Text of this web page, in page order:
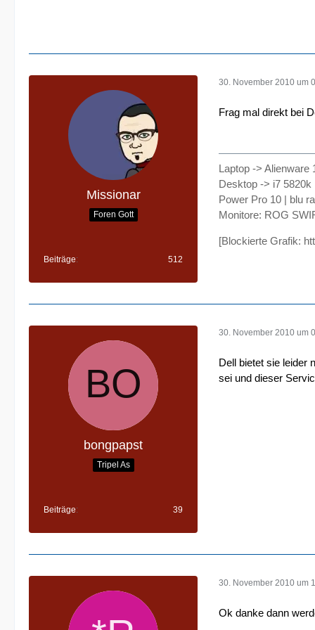
Missionar
Foren Gott
Beiträge 512
30. November 2010 um
Frag mal direkt bei
Laptop ->
Desktop -> i7
Power Pro 10 | blu
Monitore: ROG
[Blockierte Grafik:
bongpapst
Tripel As
Beiträge 39
30. November 2010 um
Dell bietet sie leider
sei und dieser
30. November 2010 um
Ok danke dann